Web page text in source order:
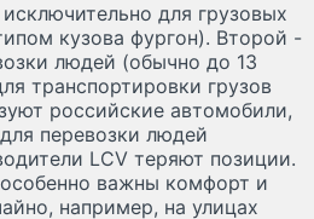
для грузовых
кузова фургон). Второй -
людей (обычно до 13
транспортировки грузов
российские автомобили,
перевозки людей
LCV теряют позиции.
важны комфорт и
например, на улицах